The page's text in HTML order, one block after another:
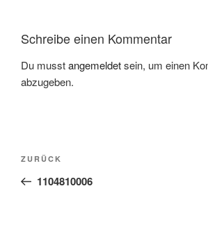
Schreibe einen Kommentar
Du musstangemeldetsein, um einen
abzugeben.
Beitragsnavigation
Vorheriger
Beitrag
ZURÜCK
1104810006